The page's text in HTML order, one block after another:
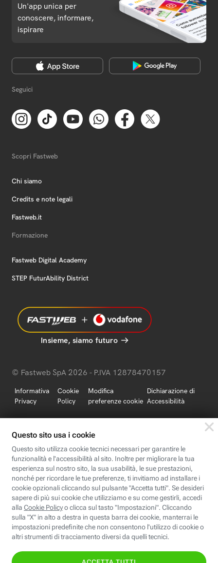
Un'app unica per
conoscere, informare,
ispirare
Seguici
Scopri Fastweb
Chi siamo
Credits e note legali
Fastweb.it
Formazione
Fastweb Digital Academy
STEP FuturAbility District
Insieme, siamo futuro
© Fastweb SpA 2026 - P.IVA 12878470157
Informativa
Privacy
Cookie
Policy
Modifica
preferenze cookie
Dichiarazione di
Accessibilità